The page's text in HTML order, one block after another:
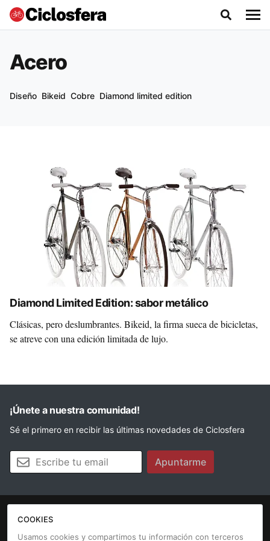
Acero
Diseño Bikeid Cobre Diamond limited edition
Diamond Limited Edition: sabor metálico
Clásicas, pero deslumbrantes. Bikeid, la firma sueca de bicicletas,
se atreve con una edición limitada de lujo.
¡Únete a nuestra comunidad!
Sé el primero en recibir las últimas novedades de Ciclosfera
Tu email Apuntarme
La revista
COOKIES
Usamos cookies y compartimos tu información con terceros